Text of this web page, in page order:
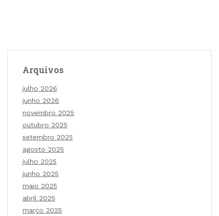
Arquivos
julho 2026
junho 2026
novembro 2025
outubro 2025
setembro 2025
agosto 2025
julho 2025
junho 2025
maio 2025
abril 2025
março 2025